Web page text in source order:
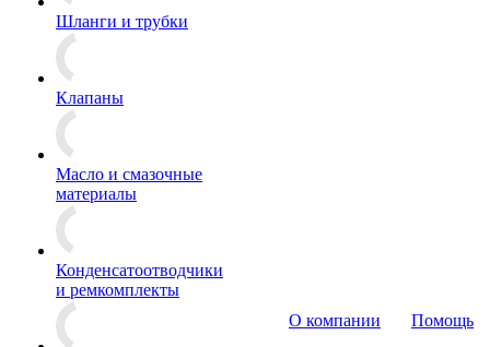
Шланги и трубки
Клапаны
Масло и смазочные
материалы
Конденсатоотводчики
и ремкомплекты
О компании
Помощь